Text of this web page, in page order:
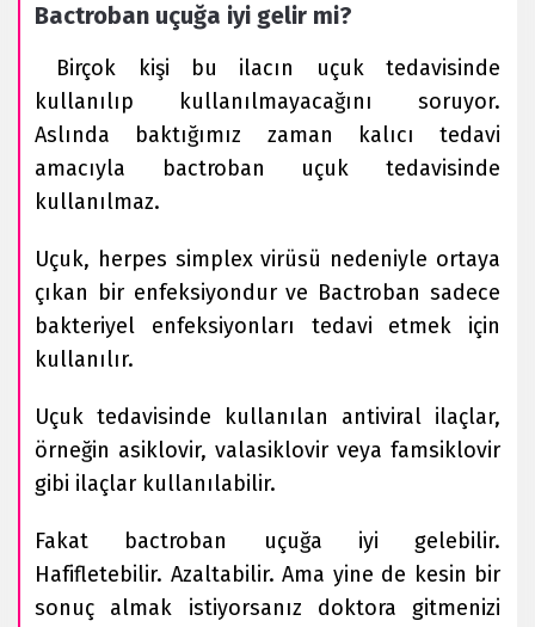
Bactroban uçuğa iyi gelir mi?
Birçok kişi bu ilacın uçuk tedavisinde
kullanılıp kullanılmayacağını soruyor.
Aslında baktığımız zaman kalıcı tedavi
amacıyla bactroban uçuk tedavisinde
kullanılmaz.
Uçuk, herpes simplex virüsü nedeniyle ortaya
çıkan bir enfeksiyondur ve Bactroban sadece
bakteriyel enfeksiyonları tedavi etmek için
kullanılır.
Uçuk tedavisinde kullanılan antiviral ilaçlar,
örneğin asiklovir, valasiklovir veya famsiklovir
gibi ilaçlar kullanılabilir.
Fakat bactroban uçuğa iyi gelebilir.
Hafifletebilir. Azaltabilir. Ama yine de kesin bir
sonuç almak istiyorsanız doktora gitmenizi